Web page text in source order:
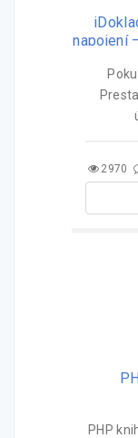
napojení
2970
PHP